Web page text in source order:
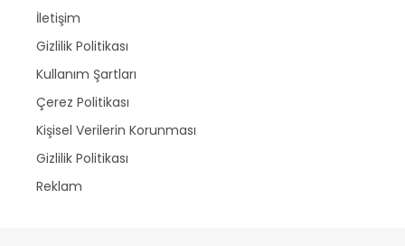
İletişim
Gizlilik Politikası
Kullanım Şartları
Çerez Politikası
Kişisel Verilerin Korunması
Gizlilik Politikası
Reklam